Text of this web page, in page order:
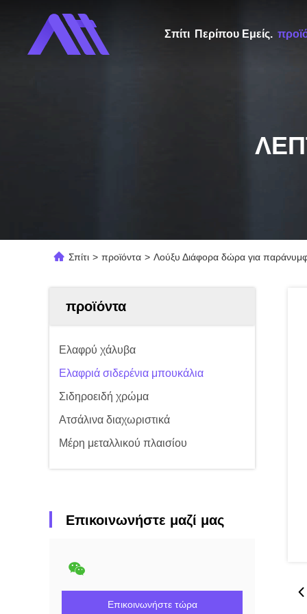
Σπίτι Περίπου Εμείς.
Σπίτι > προϊόντα > Λούξυ Διάφορα δώρα για
προϊόντα
Ελαφρύ χάλυβα
Ελαφριά σιδερένια μπουκάλια
Σιδηροειδή χρώμα
Ατσάλινα διαχωριστικά
Μέρη μεταλλικού πλαισίου
Επικοινωνήστε μαζί μας
Επικοινωνήστε τώρα